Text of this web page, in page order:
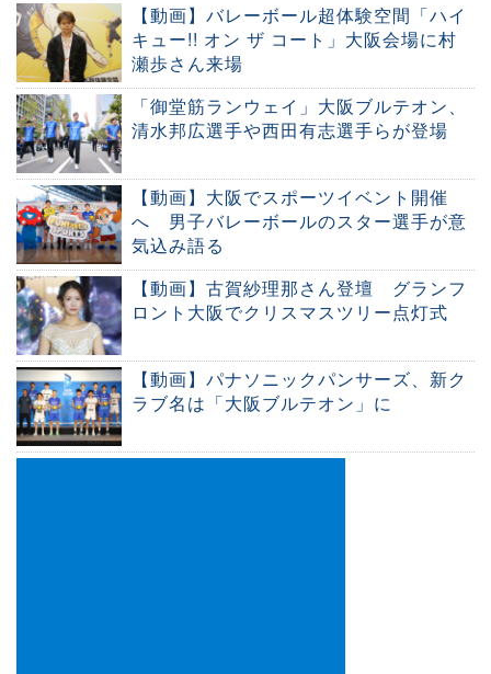
【動画】バレーボール超体験空間「ハイ
キュー!! オン ザ コート」大阪会場に村
瀬歩さん来場
「御堂筋ランウェイ」大阪ブルテオン、
清水邦広選手や西田有志選手らが登場
【動画】大阪でスポーツイベント開催
へ 男子バレーボールのスター選手が意
気込み語る
【動画】古賀紗理那さん登壇 グランフ
ロント大阪でクリスマスツリー点灯式
【動画】パナソニックパンサーズ、新ク
ラブ名は「大阪ブルテオン」に